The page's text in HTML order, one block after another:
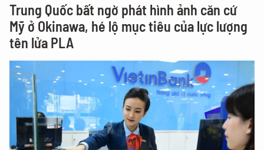
Trung Quốc bất ngờ phát hình ảnh căn cứ
Mỹ ở Okinawa, hé lộ mục tiêu của lực lượng
tên lửa PLA